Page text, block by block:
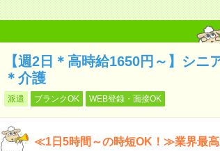
【週2日＊高時給1650円～】シニ
＊介護
派遣 ブランクOK WEB登録・面接OK
≪1日5時間～の時短OK！≫業界最高